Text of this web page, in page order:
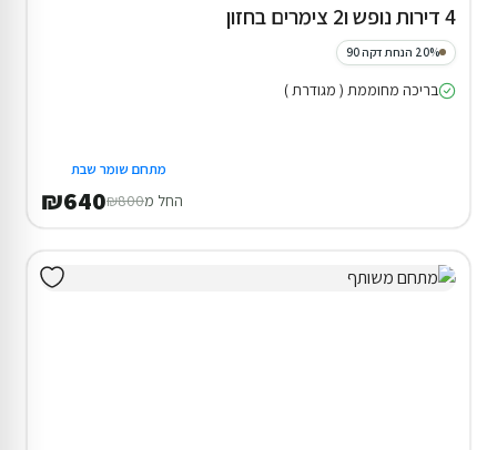
4 דירות נופש ו2 צימרים בחזון
20% הנחת דקה 90
בריכה מחוממת ( מגודרת )
מתחם שומר שבת
החל מ₪800
₪640